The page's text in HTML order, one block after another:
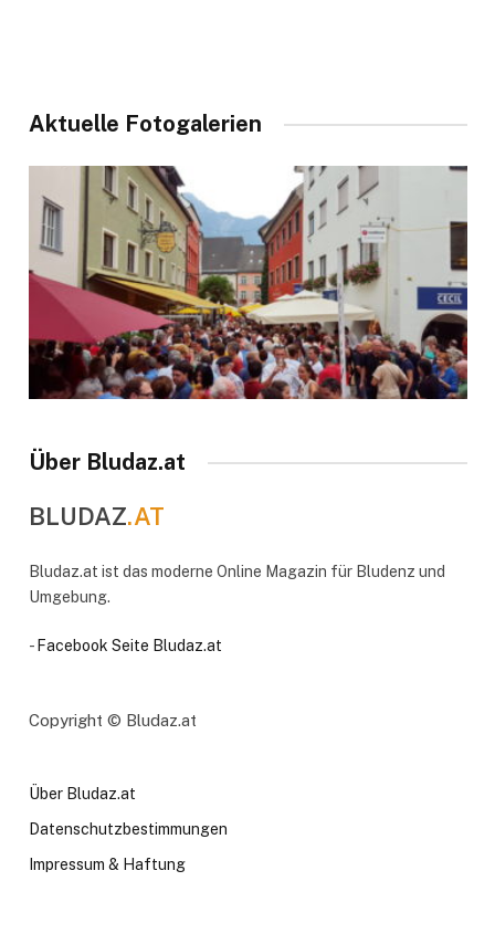
Aktuelle Fotogalerien
Über Bludaz.at
BLUDAZ.AT
Bludaz.at ist das moderne Online Magazin für Bludenz und
Umgebung.
- Facebook Seite Bludaz.at
Copyright © Bludaz.at
Über Bludaz.at
Datenschutzbestimmungen
Impressum & Haftung